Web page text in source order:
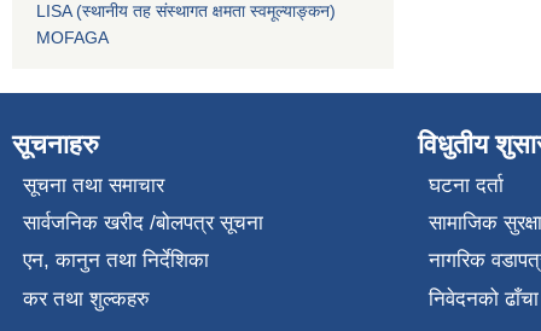
LISA (स्थानीय तह संस्थागत क्षमता स्वमूल्याङ्कन)
MOFAGA
सूचनाहरु
सूचना तथा समाचार
सार्वजनिक खरीद /बोलपत्र सूचना
एन, कानुन तथा निर्देशिका
कर तथा शुल्कहरु
विधुतीय
घटना दर्ता
सामाजिक सुरक्षा
नागरिक
निवेदनको ढाँचा